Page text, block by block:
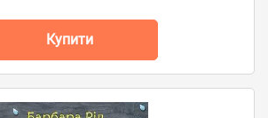
Купити